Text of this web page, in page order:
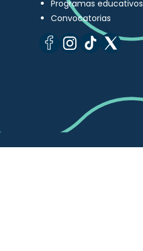
Programas educativos
Convocatorias